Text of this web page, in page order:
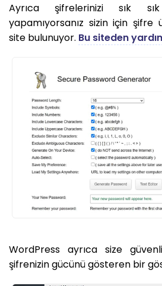
Ayrıca şifrelerinizi sık
yapamıyorsanız sizin için
site bulunuyor. Bu siteden
WordPress ayrıca size
şifrenizin gücünü gösteren bir